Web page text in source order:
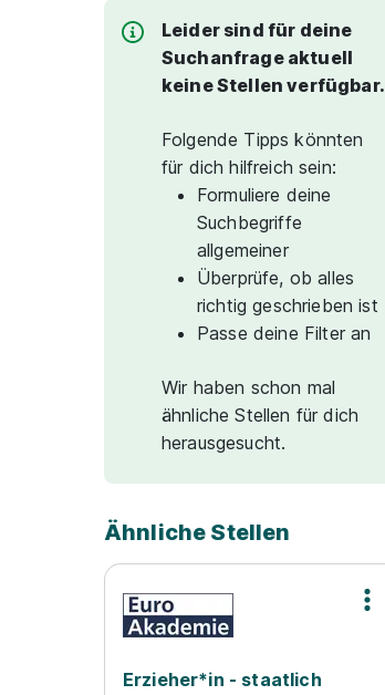
Leider sind für deine
Suchanfrage aktuell
keine Stellen verfügbar.
Folgende Tipps könnten
für dich hilfreich sein:
Formuliere deine
Suchbegriffe
allgemeiner
Überprüfe, ob alles
richtig geschrieben ist
Passe deine Filter an
Wir haben schon mal
ähnliche Stellen für dich
herausgesucht.
Ähnliche Stellen
Erzieher*in - staatlich